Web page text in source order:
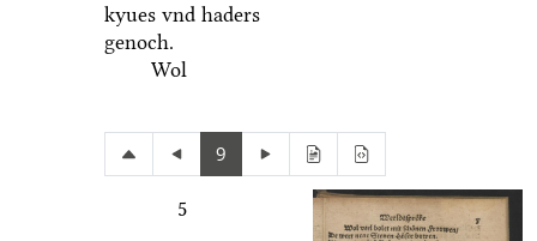
kyues vnd haders
genoch.
Wol
9
5